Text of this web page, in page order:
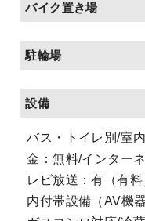
バイク置き場
駐輪場
設備
バス・トイレ別/室
金：無料/インター
レビ放送：有（有
内付帯設備（AV機